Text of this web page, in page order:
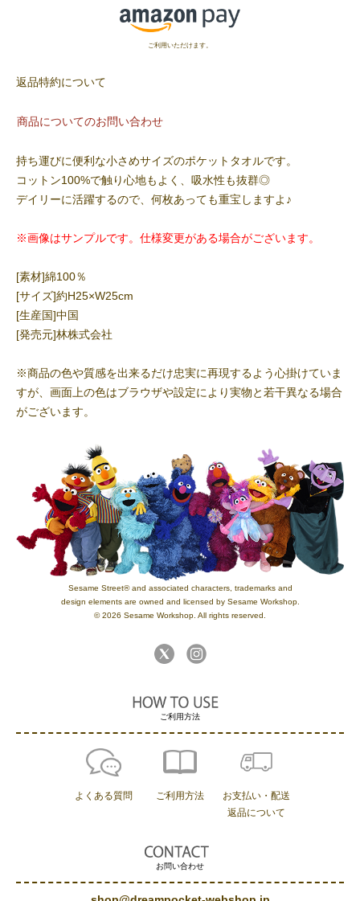
ご利用いただけます。
返品特約について
商品についてのお問い合わせ
持ち運びに便利な小さめサイズのポケットタオルです。
コットン100%で触り心地もよく、吸水性も抜群◎
デイリーに活躍するので、何枚あっても重宝しますよ♪
※画像はサンプルです。仕様変更がある場合がございます。
[素材]綿100％
[サイズ]約H25×W25cm
[生産国]中国
[発売元]林株式会社
※商品の色や質感を出来るだけ忠実に再現するよう心掛けていま
すが、画面上の色はブラウザや設定により実物と若干異なる場合
がございます。
Sesame Street® and associated characters, trademarks and
design elements are owned and licensed by Sesame Workshop.
© 2026 Sesame Workshop. All rights reserved.
お問い合わせ
ご利用方法
よくある質問 ご利用方法
お支払い・配送
返品について